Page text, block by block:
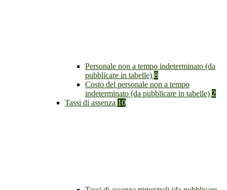
Personale non a tempo indeterminato (da
pubblicare in tabelle) 8
Costo del personale non a tempo
indeterminato (da pubblicare in tabelle) 2
Tassi di assenza 10